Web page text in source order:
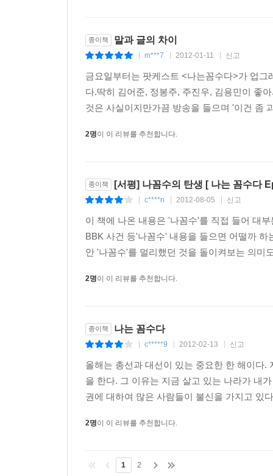
자기 방송에 출연해 달라고 하길래 연애 상담
나갔다.", "회사에서 싫어한다", "변호사들이 그
305쪽의 "그런데 주진우는 아직 모른다. 자기가
계획이었다는 것을 알 수 있다.
에리카 김, 김태촌, 파리의 나비부인, 조용기 목사
김용민 시사평론가, 방송인
시사평론가인 목사 아들. 한때 존재감에서 ‘시끄
처음부터 별로 말을 안 했기 때문에 녹음 중에도
딴지일보의 업로드 담당자에게 최종 파일을 전송
자체적으로 광고를 제작하여 방송 오프닝과
외부로부터 광고를 일체 받지 않으며, 오직 출연
녹음 작업에 바빠 토크에는 잘 참여하지 못한다
가끔 어설픈 성대모사로 웃음을 주기도 한다.
세 자리 수 체중으로 김어준 총수에게 '돼지'라는
즐거움을 선사하는 캐릭터이다.
이로서 그는 목사 아들 돼지라는 강력한 캐릭터
23회 방송에서 자신의 아들을 목사로 만들겠다고
방송 중 피곤을 이기지 못하고 자주 졸아 김어준
유행어: "우우우우우우ㅜ웅우ㅜ우웅ㅇㅇ" (물 빠
종이책 말과 글의 차이
m***7 2012-01-11 신고
금요일부터는 팟케스트 <나는꼼수다>가 업
다.딱히 김어준, 정봉주, 주진우, 김용민이 좋
것은 사실이지만가끔 방송을 들으며 '이건 좀
2명이 이 리뷰를 추천합니다.
종이책 [서평] 나꼼수의 탄생 [ 나는 꼼수다
c****n 2012-08-05 신고
이 책에 나온 내용은 '나꼼수'를 직접 들어 대
BBK 사건 등'나꼼수' 내용을 들으면 어떨까
안 '나꼼수'를 멀리했던 것을 돌이켜보는 의미
2명이 이 리뷰를 추천합니다.
종이책 나는 꼼수다
c*****9 2012-02-13 신고
올해는 총선과 대선이 있는 중요한 한 해이다
을 한다. 그 이유는 지금 살고 있는 나라가 내
권에 대하여 많은 사람들이 불신을 가지고 있
2명이 이 리뷰를 추천합니다.
1 2